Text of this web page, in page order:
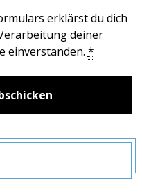
erklärst du dich
deiner
einverstanden. *